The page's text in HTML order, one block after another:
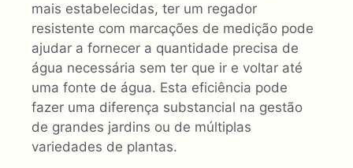
mais estabelecidas, ter um regador
resistente com marcações de medição pode
ajudar a fornecer a quantidade precisa de
água necessária sem ter que ir e voltar até
uma fonte de água. Esta eficiência pode
fazer uma diferença substancial na gestão
de grandes jardins ou de múltiplas
variedades de plantas.